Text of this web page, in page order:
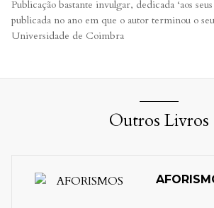
Publicação bastante invulgar, dedicada ‘aos
publicada no ano em que o autor terminou o
Universidade de Coimbra
Outros Livros